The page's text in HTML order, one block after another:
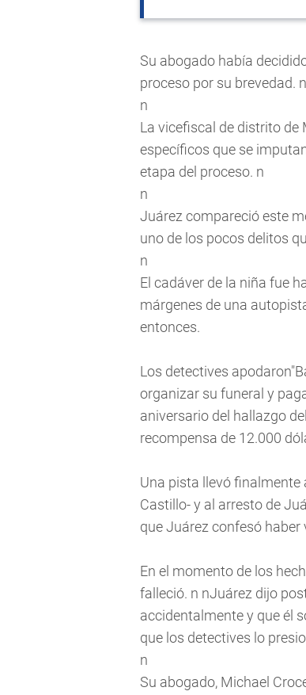
Su abogado había
proceso por su brevedad. n
n
La vicefiscal de distrito
específicos que se
etapa del proceso. n
n
Juárez compareció este
uno de los pocos delitos
n
El cadáver de la niña fue
márgenes de una
entonces.
Los detectives
organizar su funeral y
aniversario del hallazgo
recompensa de 12.000
Una pista llevó finalmente
Castillo- y al arresto de
que Juárez confesó
En el momento de los
falleció. n nJuárez dijo
accidentalmente y que él
que los detectives lo
n
Su abogado, Michael